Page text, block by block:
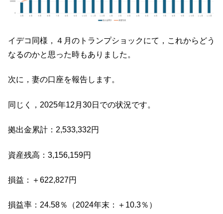
イデコ同様，４月のトランプショックにて，これからどう
なるのかと思った時もありました。
次に，妻の口座を報告します。
同じく，2025年12月30日での状況です。
拠出金累計：2,533,332円
資産残高：3,156,159円
損益：＋622,827円
損益率：24.58％（2024年末：＋10.3％）